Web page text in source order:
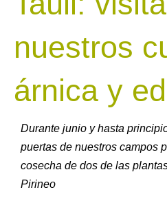
nuestros
árnica y
Durante junio y hasta
puertas de nuestros campos
cosecha de dos de las
Pirineo